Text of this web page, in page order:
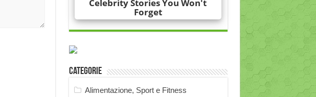
Categorie
Alimentazione, Sport e Fitness